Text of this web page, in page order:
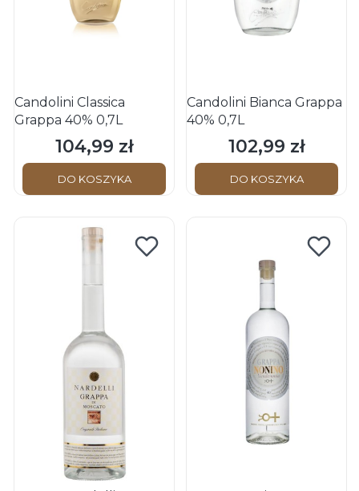
Candolini Classica
Grappa 40% 0,7L
Cena
104,99 zł
DO KOSZYKA
Candolini Bianca Grappa
40% 0,7L
Cena
102,99 zł
DO KOSZYKA